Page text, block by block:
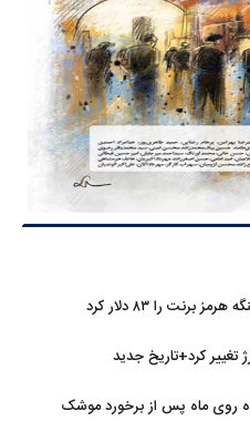
را ۸۳ دلار کرد
تغییر کرد+تاریخ جدید
روی ماه پس از برخورد موشک